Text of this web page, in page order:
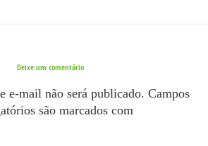
Deixe um comentário
e-mail não será publicado. Campos
são marcados com